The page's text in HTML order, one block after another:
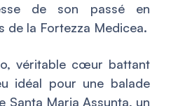
de son passé en
de la Fortezza Medicea.
véritable cœur battant
idéal pour une balade
Santa Maria Assunta, un